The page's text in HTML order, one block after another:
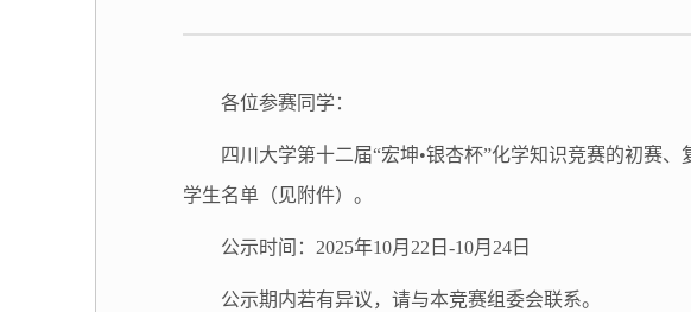
各位参赛同学：
四川大学第十二届“宏坤•银杏杯”化学知识竞赛的初赛
学生名单（见附件）。
公示时间：2025年10月22日-10月24日
公示期内若有异议，请与本竞赛组委会联系。